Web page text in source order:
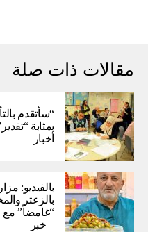
مقالات ذات صلة
“سأتقدم
بمثابة
أخبار
بالفيديو:
بالزعتر
“غامضاً” ​​مع
– خبر